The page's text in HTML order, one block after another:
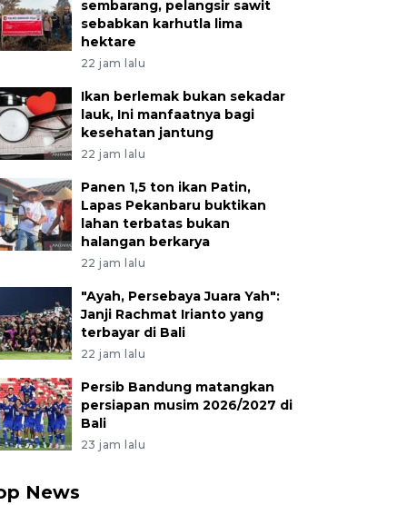
sembarang, pelangsir sawit
sebabkan karhutla lima
hektare
22 jam lalu
Ikan berlemak bukan sekadar
lauk, Ini manfaatnya bagi
kesehatan jantung
22 jam lalu
Panen 1,5 ton ikan Patin,
Lapas Pekanbaru buktikan
lahan terbatas bukan
halangan berkarya
22 jam lalu
"Ayah, Persebaya Juara Yah":
Janji Rachmat Irianto yang
terbayar di Bali
22 jam lalu
Persib Bandung matangkan
persiapan musim 2026/2027 di
Bali
23 jam lalu
News